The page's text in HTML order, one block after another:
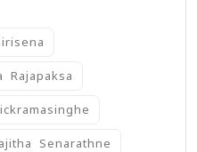
Rajapaksa
Senarathne